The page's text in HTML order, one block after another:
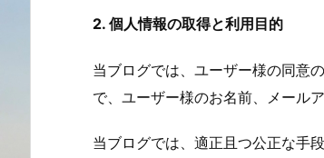
2. 個人情報の取得と利用目的
当ブログでは、ユーザー様の同意
で、ユーザー様のお名前、メール
当ブログでは、適正且つ公正な手